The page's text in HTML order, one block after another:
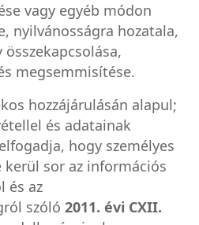
vagy egyéb módon
nyilvánosságra hozatala,
összekapcsolása,
megsemmisítése.
hozzájárulásán alapul;
és adatainak
hogy személyes
kerül sor az információs
és az
szóló 2011. évi CXII.